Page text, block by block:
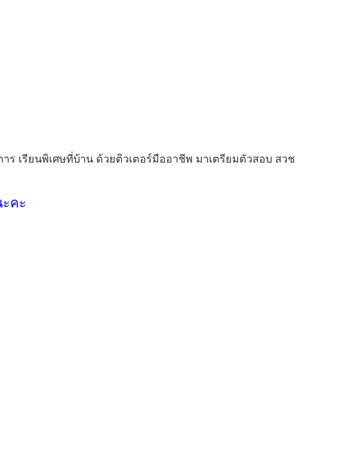
เรียนพิเศษที่บ้าน ด้วยติวเตอร์มืออาชีพ มาเตรียมตัวสอบ สวช
คะ